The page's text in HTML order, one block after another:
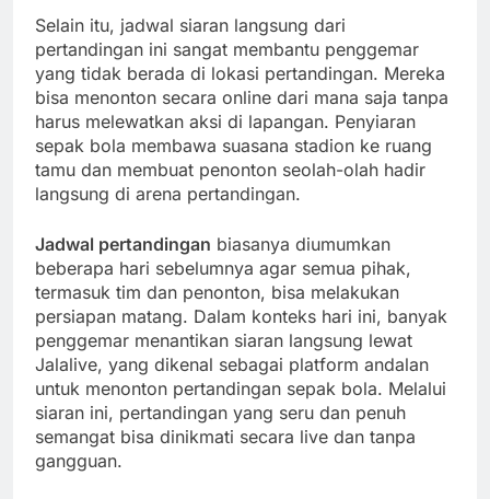
Selain itu, jadwal siaran langsung dari
pertandingan ini sangat membantu penggemar
yang tidak berada di lokasi pertandingan. Mereka
bisa menonton secara online dari mana saja tanpa
harus melewatkan aksi di lapangan. Penyiaran
sepak bola membawa suasana stadion ke ruang
tamu dan membuat penonton seolah-olah hadir
langsung di arena pertandingan.
Jadwal pertandingan biasanya diumumkan
beberapa hari sebelumnya agar semua pihak,
termasuk tim dan penonton, bisa melakukan
persiapan matang. Dalam konteks hari ini, banyak
penggemar menantikan siaran langsung lewat
Jalalive, yang dikenal sebagai platform andalan
untuk menonton pertandingan sepak bola. Melalui
siaran ini, pertandingan yang seru dan penuh
semangat bisa dinikmati secara live dan tanpa
gangguan.